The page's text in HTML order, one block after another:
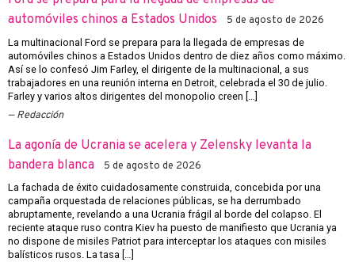
automóviles chinos a Estados Unidos
5 de agosto de 2026
La multinacional Ford se prepara para la llegada de empresas de
automóviles chinos a Estados Unidos dentro de diez años como máximo.
Así se lo confesó Jim Farley, el dirigente de la multinacional, a sus
trabajadores en una reunión interna en Detroit, celebrada el 30 de julio.
Farley y varios altos dirigentes del monopolio creen […]
Redacción
La agonía de Ucrania se acelera y Zelensky levanta la
bandera blanca
5 de agosto de 2026
La fachada de éxito cuidadosamente construida, concebida por una
campaña orquestada de relaciones públicas, se ha derrumbado
abruptamente, revelando a una Ucrania frágil al borde del colapso. El
reciente ataque ruso contra Kiev ha puesto de manifiesto que Ucrania ya
no dispone de misiles Patriot para interceptar los ataques con misiles
balísticos rusos. La tasa […]